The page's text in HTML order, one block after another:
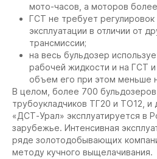
мото-часов, а моторов
ГСТ не требует
эксплуатации в отличии от
трансмиссии;
на весь бульдозер
рабочей жидкости и на ГСТ и
объем его при этом меньше
В целом, более 700
трубоукладчиков ТГ20 и ТО12, и
«ДСТ-Урал» эксплуатируется в
зарубежье. Интенсивная
ряде золотодобывающих
методу кучного выщелачивания.